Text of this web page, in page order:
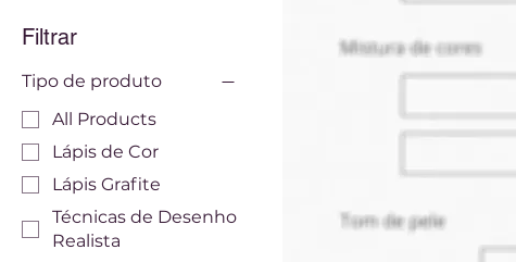
Filtrar
Tipo de produto
All Products
Lápis de Cor
Lápis Grafite
Técnicas de Desenho
Realista